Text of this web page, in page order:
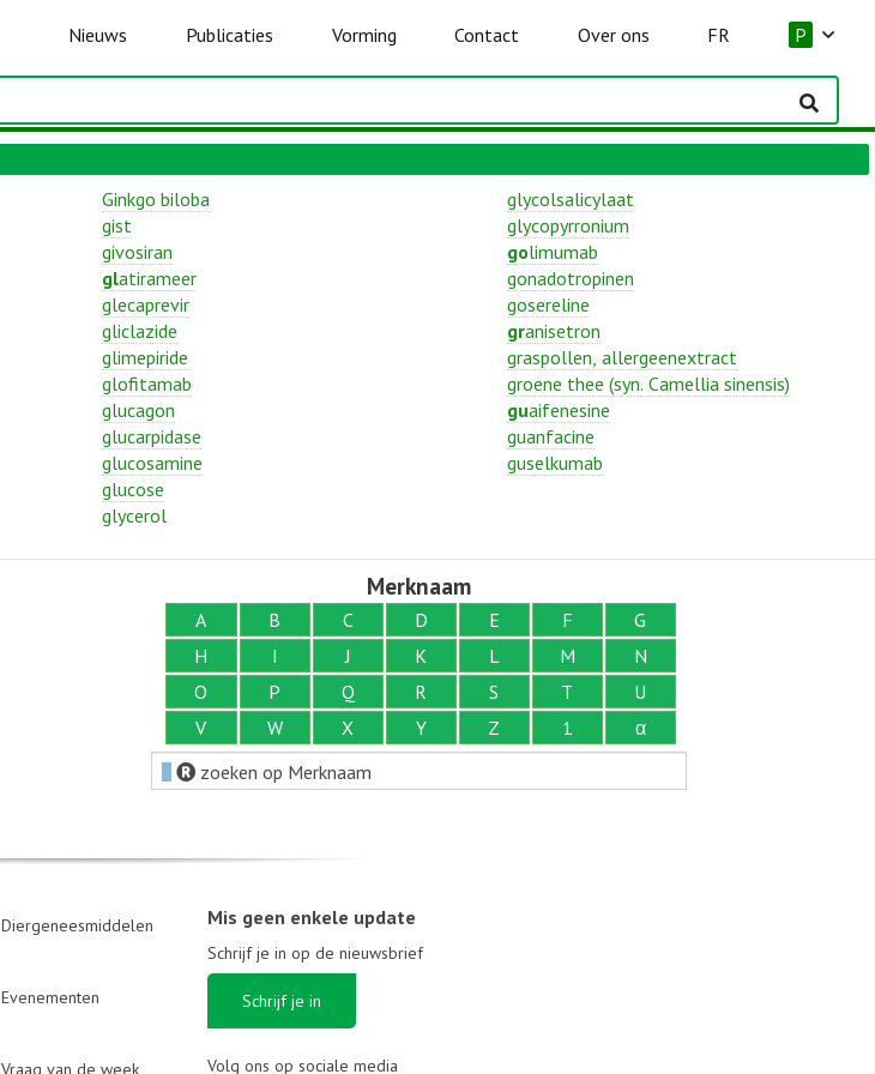
Nieuws Publicaties Vorming Contact Over ons FR P
Ginkgo biloba
gist
givosiran
glatirameer
glecaprevir
gliclazide
glimepiride
glofitamab
glucagon
glucarpidase
glucosamine
glucose
glycerol
glycolsalicylaat
glycopyrronium
golimumab
gonadotropinen
gosereline
granisetron
graspollen, allergeenextract
groene thee (syn. Camellia sinensis)
guaifenesine
guanfacine
guselkumab
Merknaam
A B C D E F
G
H
I J K L M
N
O
P Q R S T
U
V
W X Y Z 1
α
zoeken op Merknaam
Diergeneesmiddelen
Evenementen
Vraag van de week
Mis geen enkele update
Schrijf je in op de nieuwsbrief
Schrijf je in
Volg ons op sociale media